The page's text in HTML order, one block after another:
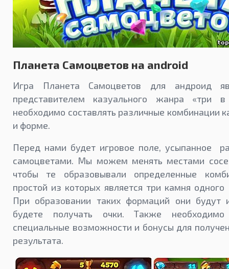
Планета Самоцветов на android
Игра Планета Самоцветов для андроид
представителем казуального жанра «три
необходимо составлять различные комбинации
и форме.
Перед нами будет игровое поле, усыпанное
самоцветами. Мы можем менять местами
чтобы те образовывали определенные
простой из которых является три камня
При образовании таких формаций они будут
будете получать очки. Также необходимо
специальные возможности и бонусы для
результата.